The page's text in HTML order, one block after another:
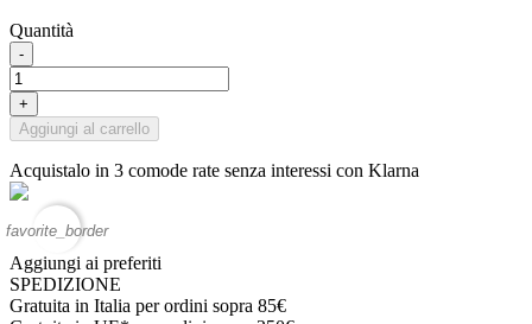
Quantità
-
+
Aggiungi al carrello
Acquistalo in 3 comode rate senza interessi con Klarna
favorite_border
Aggiungi ai preferiti
SPEDIZIONE
Gratuita in Italia per ordini sopra 85€